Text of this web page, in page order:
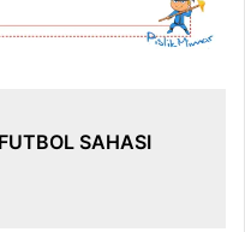
FUTBOL SAHASI